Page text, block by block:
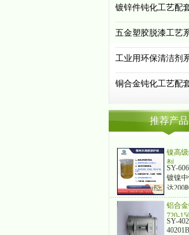
镀锌件钝化工艺配
五金塑胶脱漆工艺
工业用环保清洁剂
铜合金钝化工艺配
推荐产品
镍高
剂
SY-
镀镍
达200
流痕
不影
铝合
720-
工艺
SY-